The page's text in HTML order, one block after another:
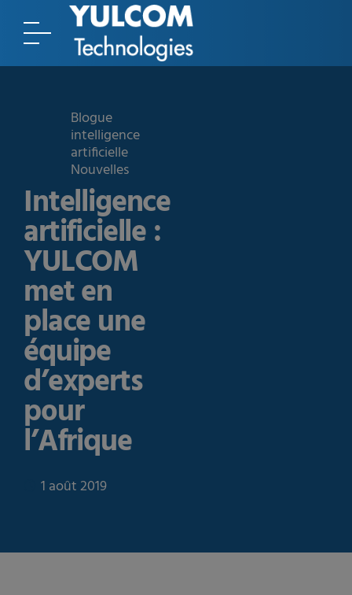
Blogue
intelligence
artificielle
Nouvelles
Intelligence
artificielle :
YULCOM
met en
place une
équipe
d’experts
pour
l’Afrique
1 août 2019